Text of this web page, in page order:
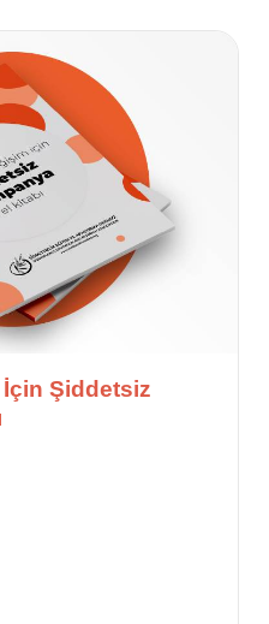
Şiddetsiz